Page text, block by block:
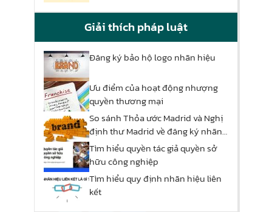
Giải thích pháp luật
Đăng ký bảo hộ logo nhãn hiệu
Ưu điểm của hoạt động nhượng
quyền thương mại
So sánh Thỏa ước Madrid và Nghị
định thư Madrid về đăng ký nhãn
hiệu quốc tế
Tìm hiểu quyền tác giả quyền sở
hữu công nghiệp
Tìm hiểu quy định nhãn hiệu liên
kết